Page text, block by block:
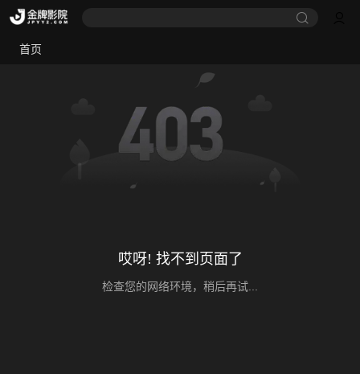
首页
哎呀! 找不到页面了
检查您的网络环境，稍后再试...